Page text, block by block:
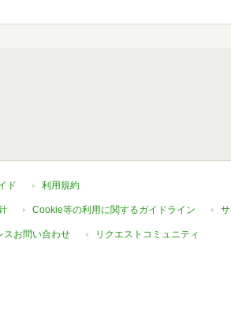
ド 利用規約
Cookie等の利用に関するガイドライン
スお問い合わせ リクエストコミュニティ